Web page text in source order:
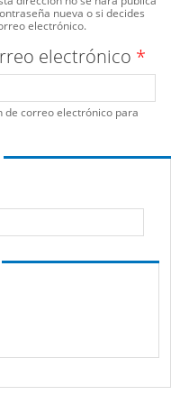
nueva o si decides
electrónico.
electrónico *
de correo electrónico para